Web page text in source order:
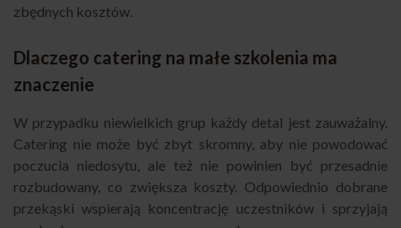
zbędnych kosztów.
Dlaczego catering na małe szkolenia ma
znaczenie
W przypadku niewielkich grup każdy detal jest zauważalny.
Catering nie może być zbyt skromny, aby nie powodować
poczucia niedosytu, ale też nie powinien być przesadnie
rozbudowany, co zwiększa koszty. Odpowiednio dobrane
przekąski wspierają koncentrację uczestników i sprzyjają